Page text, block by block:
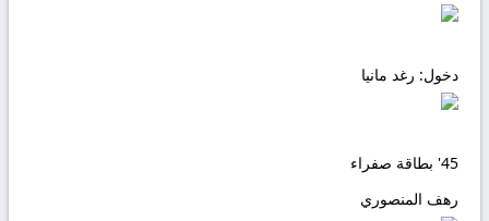
دخول: رغد مانيا
45' بطاقة صفراء
رهف المنصوري